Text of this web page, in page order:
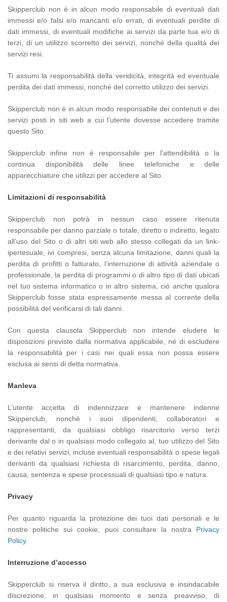
Skipperclub non è in alcun modo responsabile di eventuali dati
immessi e/o falsi e/o mancanti e/o errati, di eventuali perdite di
dati immessi, di eventuali modifiche ai servizi da parte tua e/o di
terzi, di un utilizzo scorretto dei servizi, nonché della qualità dei
servizi resi.
Ti assumi la responsabilità della veridicità, integrità ed eventuale
perdita dei dati immessi, nonché del corretto utilizzo dei servizi.
Skipperclub non è in alcun modo responsabile dei contenuti e dei
servizi posti in siti web a cui l’utente dovesse accedere tramite
questo Sito.
Skipperclub infine non è responsabile per l'attendibilità o la
continua disponibilità delle linee telefoniche e delle
apparecchiature che utilizzi per accedere al Sito.
Limitazioni di responsabilità
Skipperclub non potrà in nessun caso essere ritenuta
responsabile per danno parziale o totale, diretto o indiretto, legato
all’uso del Sito o di altri siti web allo stesso collegati da un link-
ipertesuale, ivi compresi, senza alcuna limitazione, danni quali la
perdita di profitti o fatturato, l’interruzione di attività aziendale o
professionale, la perdita di programmi o di altro tipo di dati ubicati
nel tuo sistema informatico o in altro sistema, ciò anche qualora
Skipperclub fosse stata espressamente messa al corrente della
possibilità del verificarsi di tali danni.
Con questa clausola Skipperclub non intende eludere le
disposizioni previste dalla normativa applicabile, né di escludere
la responsabilità per i casi nei quali essa non possa essere
esclusa ai sensi di detta normativa.
Manleva
L’utente accetta di indennizzare e mantenere indenne
Skipperclub, nonché i suoi dipendenti, collaboratori e
rappresentanti, da qualsiasi obbligo risarcitorio verso terzi
derivante dal o in qualsiasi modo collegato al, tuo utilizzo del Sito
e dei relativi servizi, incluse eventuali responsabilità o spese legali
derivanti da qualsiasi richiesta di risarcimento, perdita, danno,
causa, sentenza e spese processuali di qualsiasi tipo e natura.
Privacy
Per quanto riguarda la protezione dei tuoi dati personali e le
nostre politiche sui cookie, puoi consultare la nostra Privacy
Policy.
Interruzione d’accesso
Skipperclub si riserva il diritto, a sua esclusiva e insindacabile
discrezione, in qualsiasi momento e senza preavviso, di